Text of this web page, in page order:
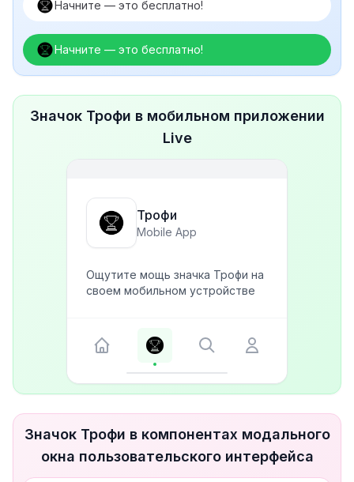
Начните — это бесплатно!
Начните — это бесплатно!
Значок Трофи в мобильном приложении
Live
Трофи
Mobile App
Ощутите мощь значка Трофи на
своем мобильном устройстве
Значок Трофи в компонентах модального
окна пользовательского интерфейса